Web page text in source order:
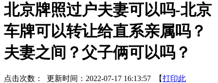
北京牌照过户夫妻可以吗-北京
车牌可以转让给直系亲属吗？
夫妻之间？父子俩可以吗？
点击次数： 更新时间：2022-07-17 16:13:57 【打印此